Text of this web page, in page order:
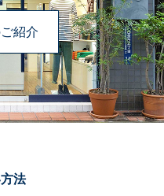
紹介
法